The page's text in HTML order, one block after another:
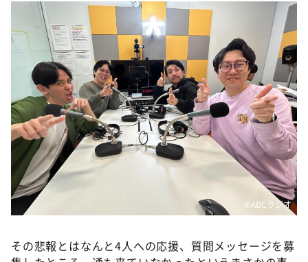
朝だ！生です旅サラダ
教えて！ニュースライブ 正義のミカタ
ＬＩＦＥ～夢のカタチ～
新婚さんいらっしゃい！
ポツンと一軒家
ザキ山小屋本館
ぺこぱのまるスポ
アナ回覧板
©️ABCラジオ
その悲報とはなんと4人への応援、質問メッセージを募